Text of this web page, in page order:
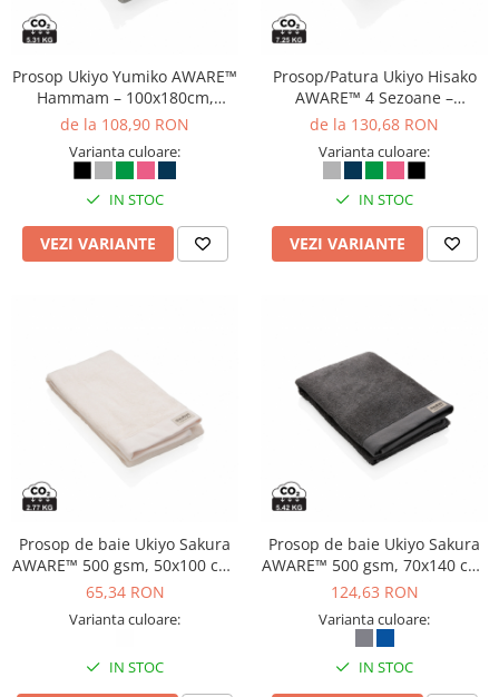
Prosop Ukiyo Yumiko AWARE™
Hammam – 100x180cm,
multifunctional si sustenabil
de la 108,90 RON
Varianta culoare:
IN STOC
VEZI VARIANTE
Prosop/Patura Ukiyo Hisako
AWARE™ 4 Sezoane –
100x180cm, multifunctionala
de la 130,68 RON
Varianta culoare:
IN STOC
VEZI VARIANTE
Prosop de baie Ukiyo Sakura
AWARE™ 500 gsm, 50x100 cm,
calitate spa
65,34 RON
Varianta culoare:
IN STOC
Prosop de baie Ukiyo Sakura
AWARE™ 500 gsm, 70x140 cm,
calitate spa
124,63 RON
Varianta culoare:
IN STOC